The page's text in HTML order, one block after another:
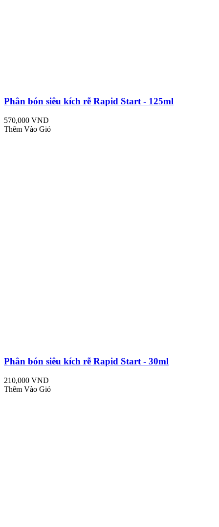
Phân bón siêu kích rễ Rapid Start - 125ml
570,000 VND
Thêm Vào Giỏ
Phân bón siêu kích rễ Rapid Start - 30ml
210,000 VND
Thêm Vào Giỏ